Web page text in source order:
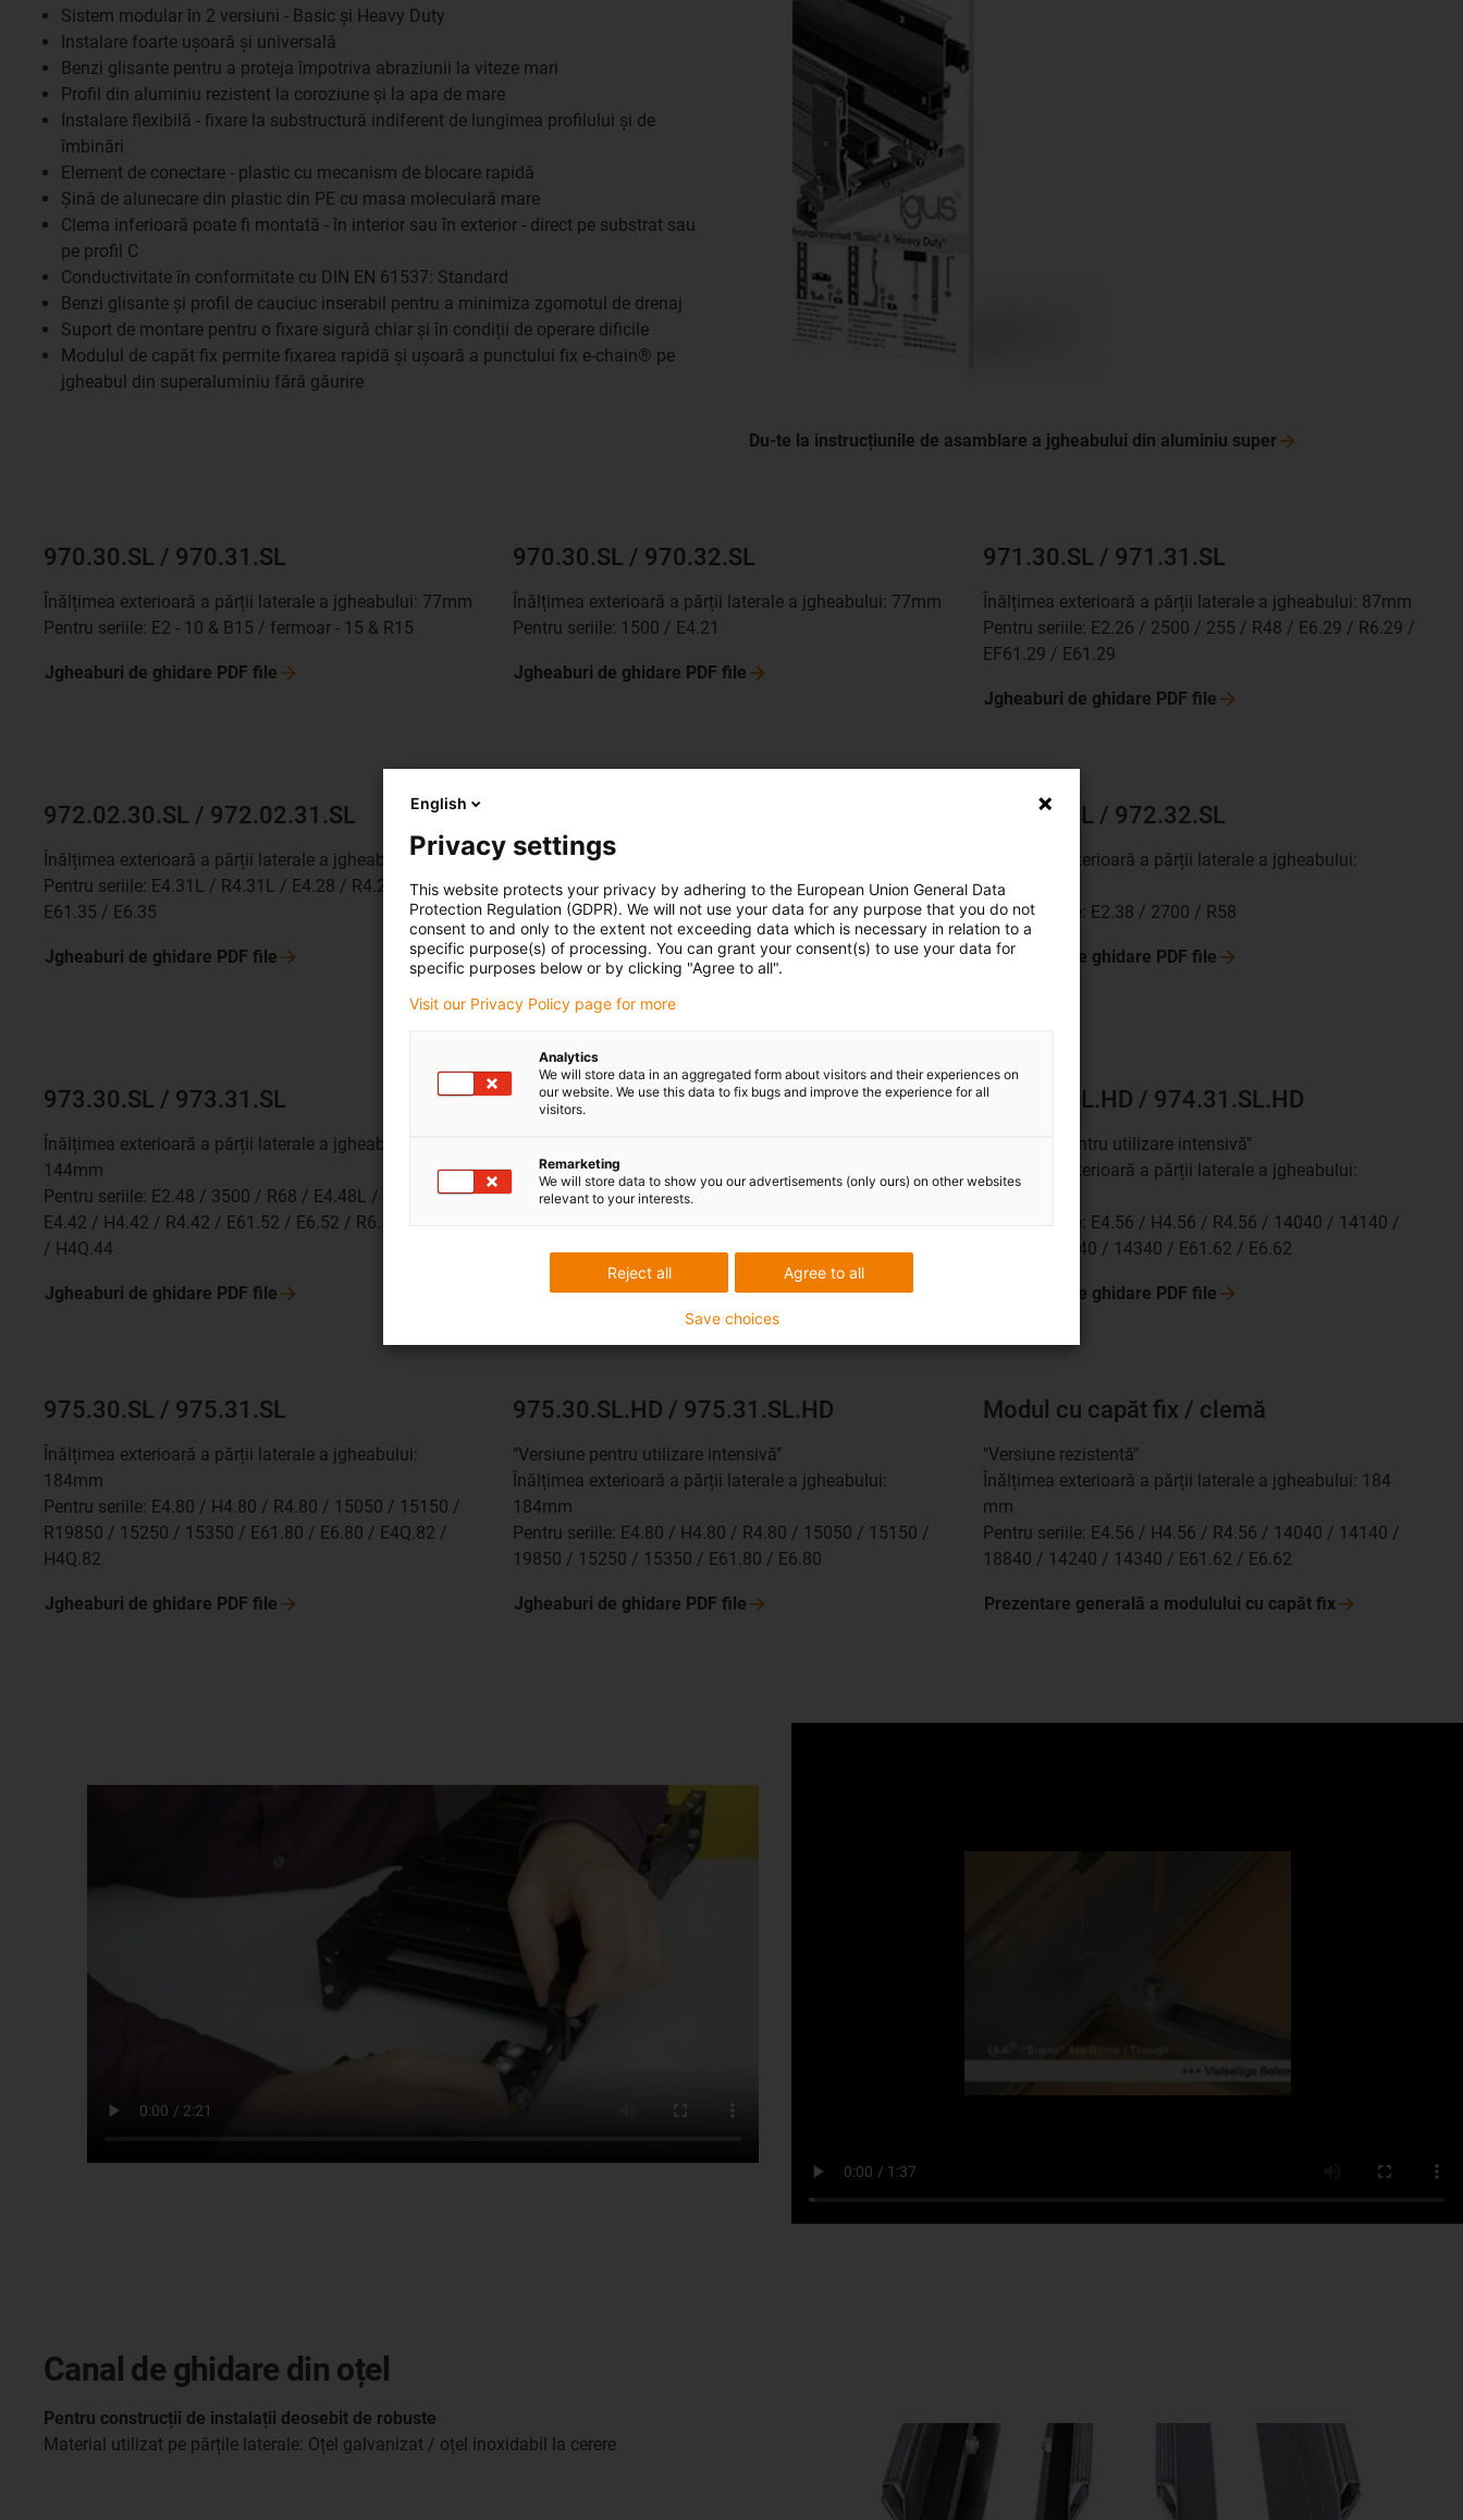
Sistem modular în 2 versiuni - Basic și Heavy Duty
Instalare foarte ușoară și universală
Benzi glisante pentru a proteja împotriva abraziunii la viteze mari
Profil din aluminiu rezistent la coroziune și la apa de mare
Instalare flexibilă - fixare la substructură indiferent de lungimea profilului și de
îmbinări
Element de conectare - plastic cu mecanism de blocare rapidă
Șină de alunecare din plastic din PE cu masa moleculară mare
Clema inferioară poate fi montată - în interior sau în exterior - direct pe substrat sau
pe profil C
Conductivitate în conformitate cu DIN EN 61537: Standard
Benzi glisante și profil de cauciuc inserabil pentru a minimiza zgomotul de drenaj
Suport de montare pentru o fixare sigură chiar și în condiții de operare dificile
Modulul de capăt fix permite fixarea rapidă și ușoară a punctului fix e-chain® pe
jgheabul din superaluminiu fără găurire
Du-te la instrucțiunile de asamblare a jgheabului din aluminiu super
970.30.SL / 970.31.SL
Înălțimea exterioară a părții laterale a jgheabului: 77mm
Pentru seriile: E2 - 10 & B15 / fermoar - 15 & R15
Jgheaburi de ghidare PDF file
970.30.SL / 970.32.SL
Înălțimea exterioară a părții laterale a jgheabului: 77mm
Pentru seriile: 1500 / E4.21
Jgheaburi de ghidare PDFfile
971.30.SL / 971.31.SL
Înălțimea exterioară a părții laterale a jgheabului: 87mm
Pentru seriile: E2.26 / 2500 / 255 / R48 / E6.29 / R6.29 /
EF61.29 / E61.29
Jgheaburi de ghidare PDF file
972.02.30.SL / 972.02.31.SL
Înălțimea exterioară a părții laterale a jgheabului: 87mm
Pentru seriile: E4.31L / R4.31L / E4.28 / R4.28 /
E61.35 / E6.35
Jgheaburi de ghidare PDF file
Înălțimea exterioară a părții laterale a jgheabului:
117mm
Pentru seriile: E4.38L / R4.38L / E4.32 / H4.32 / R4.32 /
E61.40 / E6.40 / R6.40 / E4Q.34 / H4Q.34
Jgheaburi de ghidare PDF
972.30.SL / 972.32.SL
Înălțimea exterioară a părții laterale a jgheabului:
117mm
Pentru seriile: E2.38 / 2700 / R58
Jgheaburi de ghidare PDF file
973.30.SL / 973.31.SL
Înălțimea exterioară a părții laterale a jgheabului:
144mm
Pentru seriile: E2.48 / 3500 / R68 / E4.48L / R4.48L /
E4.42 / H4.42 / R4.42 / E61.52 / E6.52 / R6.52 / E4Q.44
/ H4Q.44
Jgheaburi de ghidare PDF file
974.30.SL / 974.31.SL
184mm
Pentru seriile: E4.64L / E4.56 / H4.56 / R4.56 / 14040 /
E4Q.58 / H4Q.58
Jgheaburi de ghidare PDFfile
974.30.SL.HD / 974.31.SL.HD
"Versiune pentru utilizare intensivă"
Înălțimea exterioară a părții laterale a jgheabului:
Pentru seriile: E4.56 / H4.56 / R4.56 / 14040 / 14140 /
18840 / 14240 / 14340 / E61.62 / E6.62
Jgheaburi de ghidare PDF file
975.30.SL / 975.31.SL
Înălțimea exterioară a părții laterale a jgheabului:
184mm
Pentru seriile: E4.80 / H4.80 / R4.80 / 15050 / 15150 /
R19850 / 15250 / 15350 / E61.80 / E6.80 / E4Q.82 /
H4Q.82
Jgheaburi de ghidare PDF file
975.30.SL.HD / 975.31.SL.HD
"Versiune pentru utilizare intensivă"
Înălțimea exterioară a părții laterale a jgheabului:
184mm
Pentru seriile: E4.80 / H4.80 / R4.80 / 15050 / 15150 /
19850 / 15250 / 15350 / E61.80 / E6.80
Jgheaburi de ghidare PDFfile
Modul cu capăt fix / clemă
"Versiune rezistentă"
Înălțimea exterioară a părții laterale a jgheabului: 184
mm
Pentru seriile: E4.56 / H4.56 / R4.56 / 14040 / 14140 /
18840 / 14240 / 14340 / E61.62 / E6.62
Prezentare generală a modulului cu capăt fix
Canal de ghidare din oțel
Pentru construcții de instalații deosebit de robuste
Material utilizat pe părțile laterale: Oțel galvanizat / oțel inoxidabil la cerere
English
Privacy settings
This website protects your privacy by adhering to the European Union General Data
Protection Regulation (GDPR). We will not use your data for any purpose that you do not
consent to and only to the extent not exceeding data which is necessary in relation to a
specific purpose(s) of processing. You can grant your consent(s) to use your data for
specific purposes below or by clicking "Agree to all".
Visit our Privacy Policy page for more
Analytics
We will store data in an aggregated form about visitors and their experiences on
our website. We use this data to fix bugs and improve the experience for all
visitors.
Remarketing
We will store data to show you our advertisements (only ours) on other websites
relevant to your interests.
Agree to all
Reject all
Save choices